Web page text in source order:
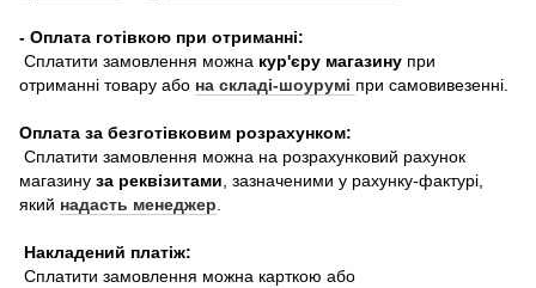
- Оплата готівкою при отриманні:
Сплатити замовлення можна кур'єру магазину при
отриманні товару або на складі-шоурумі при самовивезенні.
Оплата за безготівковим розрахунком:
Сплатити замовлення можна на розрахунковий рахунок
магазину за реквізитами , зазначеними у рахунку-фактурі,
який надасть менеджер
Накладений платіж:
Сплатити замовлення можна карткою або